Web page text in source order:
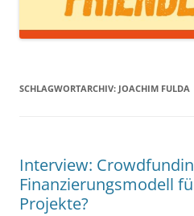
SCHLAGWORTARCHIV: JOACHIM FULDA
Interview:
Finanzierungsmodell
Projekte?